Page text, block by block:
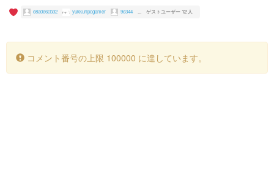
e8a0e6cb32 yukkuripcgamer 9e344 ゲストユーザー 12 人
コメント番号の上限 100000 に達しています。